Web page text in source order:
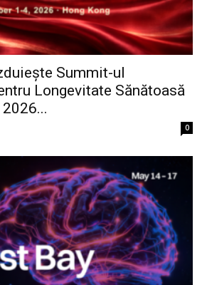
Summit-ul
Longevitate Sănătoasă
0